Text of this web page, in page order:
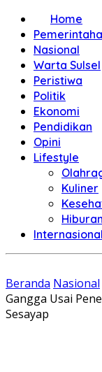
Home
Nasional
Warta Sulsel
Peristiwa
Politik
Ekonomi
Pendidikan
Opini
Lifestyle
Kuliner
Hiburan
Internasional
Beranda Nasional
Gangga Usai
Sesayap